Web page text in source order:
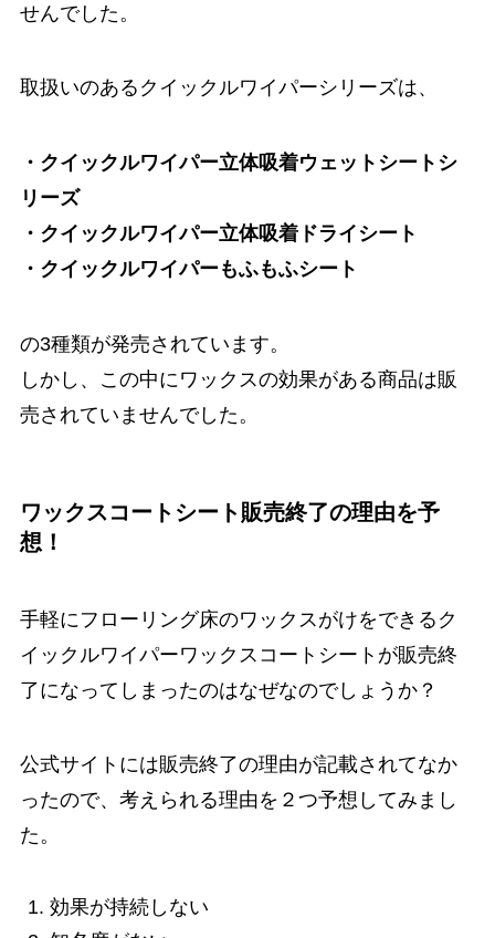
せんでした。
取扱いのあるクイックルワイパーシリーズは、
・クイックルワイパー立体吸着ウェットシートシ
リーズ
・クイックルワイパー立体吸着ドライシート
・クイックルワイパーもふもふシート
の3種類が発売されています。
しかし、この中にワックスの効果がある商品は販
売されていませんでした。
ワックスコートシート販売終了の理由を予
想！
手軽にフローリング床のワックスがけをできるク
イックルワイパーワックスコートシートが販売終
了になってしまったのはなぜなのでしょうか？
公式サイトには販売終了の理由が記載されてなか
ったので、考えられる理由を２つ予想してみまし
た。
効果が持続しない